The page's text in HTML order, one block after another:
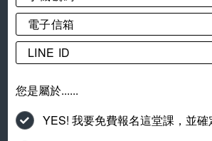
您是屬於......
YES! 我要免費報名這堂課，並確